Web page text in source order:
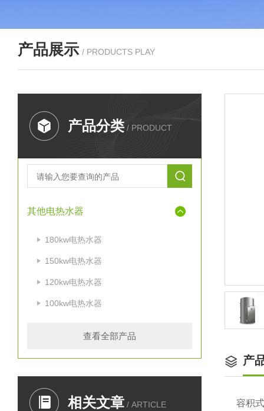
产品展示 / PRODUCTS PLAY
产品分类 / PRODUCT
其他电热水器
180kw电热水器
150kw电热水器
120kw电热水器
100kw电热水器
查看全部产品
相关文章 / ARTICLE
产
容积